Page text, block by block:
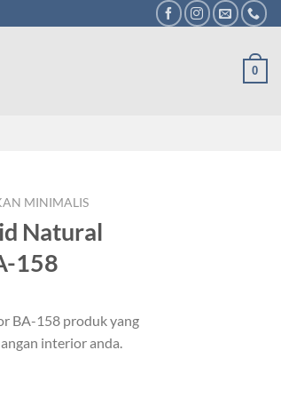
0
MINIMALIS
Natural
158
BA-158 produk yang
interior anda.